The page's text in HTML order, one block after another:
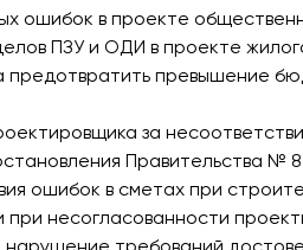
ошибок в проекте
ПЗУ и ОДИ в проекте
предотвратить превышение
за
Правительства №
ошибок в сметах при
несогласованности